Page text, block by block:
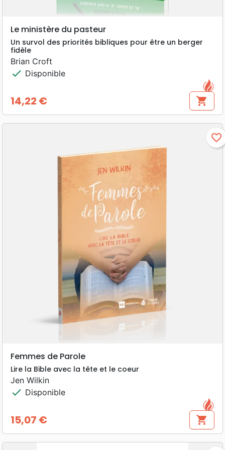
Le ministère du pasteur
Un survol des priorités bibliques pour être un berger
fidèle
Brian Croft
check Disponible
Prix
14,22 € shopping_cart
favorite_border
Femmes de Parole
Lire la Bible avec la tête et le coeur
Jen Wilkin
check Disponible
Prix
15,07 € shopping_cart